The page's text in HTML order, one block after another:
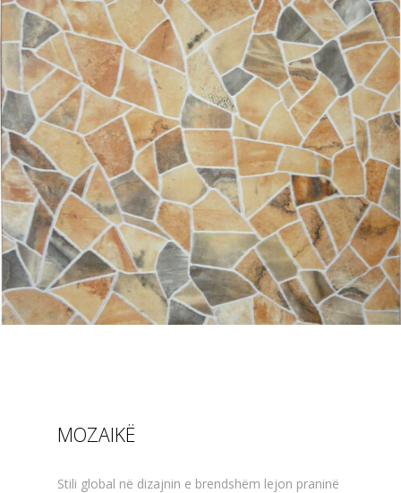
MOZAIKË
Stili global në dizajnin e brendshëm lejon praninë